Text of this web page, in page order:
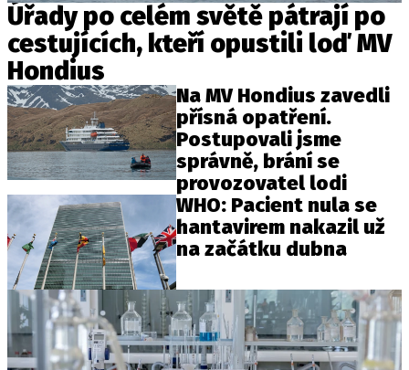
Úřady po celém světě pátrají po
cestujících, kteří opustili loď MV
Hondius
Na MV Hondius zavedli
přísná opatření.
Postupovali jsme
správně, brání se
provozovatel lodi
WHO: Pacient nula se
hantavirem nakazil už
na začátku dubna